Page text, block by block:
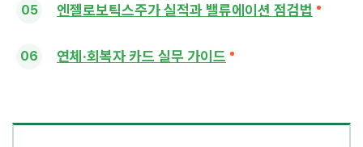
엔젤로보틱스주가 실적과 밸류에이션 점검법
연체·회복자 카드 실무 가이드